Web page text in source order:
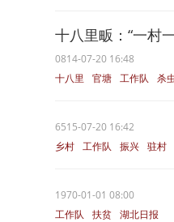
十八里畈：“一村
0814-07-20 16:48
十八里
官塘 工作队 杀
6515-07-20 16:42
乡村 工作队 振兴 驻村
1970-01-01 08:00
工作队
扶贫 湖北日报